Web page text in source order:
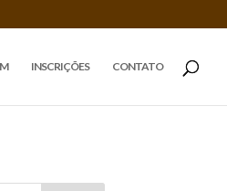
INSCRIÇÕES CONTATO